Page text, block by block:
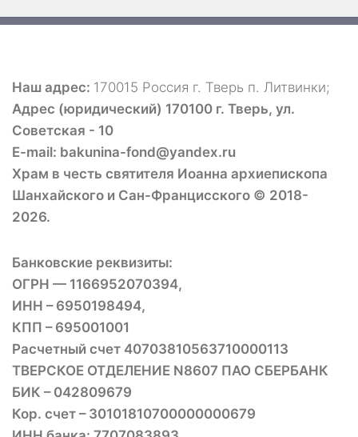
Наш адрес: 170015 Россия г. Тверь п. Литвинки;
Адрес (юридический) 170100 г. Тверь, ул.
Советская - 10
E-mail: bakunina-fond@yandex.ru
Храм в честь святителя Иоанна архиепископа
Шанхайского и Сан-Францисского © 2018-
2026.
Банковские реквизиты:
ОГРН — 1166952070394,
ИНН – 6950198494,
КПП – 695001001
Расчетный счет 40703810563710000113
ТВЕРСКОЕ ОТДЕЛЕНИЕ N8607 ПАО СБЕРБАНК
БИК – 042809679
Кор. счет – 30101810700000000679